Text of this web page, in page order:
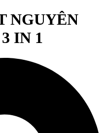
NGUYÊN
IN 1